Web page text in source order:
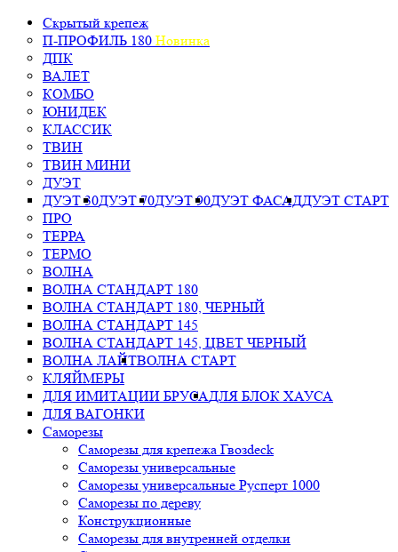
Скрытый крепеж
П-ПРОФИЛЬ 180 Новинка
ДПК
ВАЛЕТ
КОМБО
ЮНИДЕК
КЛАССИК
ТВИН
ТВИН МИНИ
ДУЭТ
ДУЭТ 30ДУЭТ 70ДУЭТ 90ДУЭТ ФАСАДДУЭТ СТАРТ
ПРО
ТЕРРА
ТЕРМО
ВОЛНА
ВОЛНА СТАНДАРТ 180
ВОЛНА СТАНДАРТ 180, ЧЕРНЫЙ
ВОЛНА СТАНДАРТ 145
ВОЛНА СТАНДАРТ 145, ЦВЕТ ЧЕРНЫЙ
ВОЛНА ЛАЙТВОЛНА СТАРТ
КЛЯЙМЕРЫ
ДЛЯ ИМИТАЦИИ БРУСАДЛЯ БЛОК ХАУСА
ДЛЯ ВАГОНКИ
Саморезы
Саморезы для крепежа Гвозdeck
Саморезы универсальные
Саморезы универсальные Русперт 1000
Саморезы по дереву
Конструкционные
Саморезы для внутренней отделки